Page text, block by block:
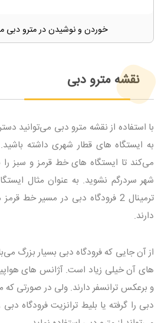
خوردن و نوشیدن در مترو دبی
نقشه مترو دبی
با استفاده از نقشه مترو دبی می‌توانید
به ایستگاه های قطار شهری داشته
می‌کند تا ایستگاه های خط قرمز و سبز
ترمینال 2 فرودگاه دبی در مسیر خط
دارند.
از آن جایی که فرودگاه دبی بسیار بزرگ
های آن خیلی زیاد است. آژانس های
و برعکس ترانسفر دارند. ولی در صورتی که
دبی را گرفته یا بلیط ترانزیت فرودگاه